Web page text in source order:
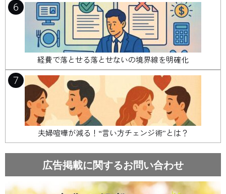
6
経費で落とせる落とせないの境界線を明確化
7
夫婦喧嘩が減る！“言い方チェンジ術”とは？
広告掲載に関するお問い合わせ